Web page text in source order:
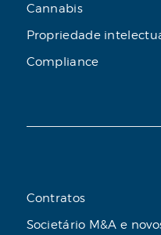
Cannabis
Propriedade
Compliance
Contratos
Societário M&A e